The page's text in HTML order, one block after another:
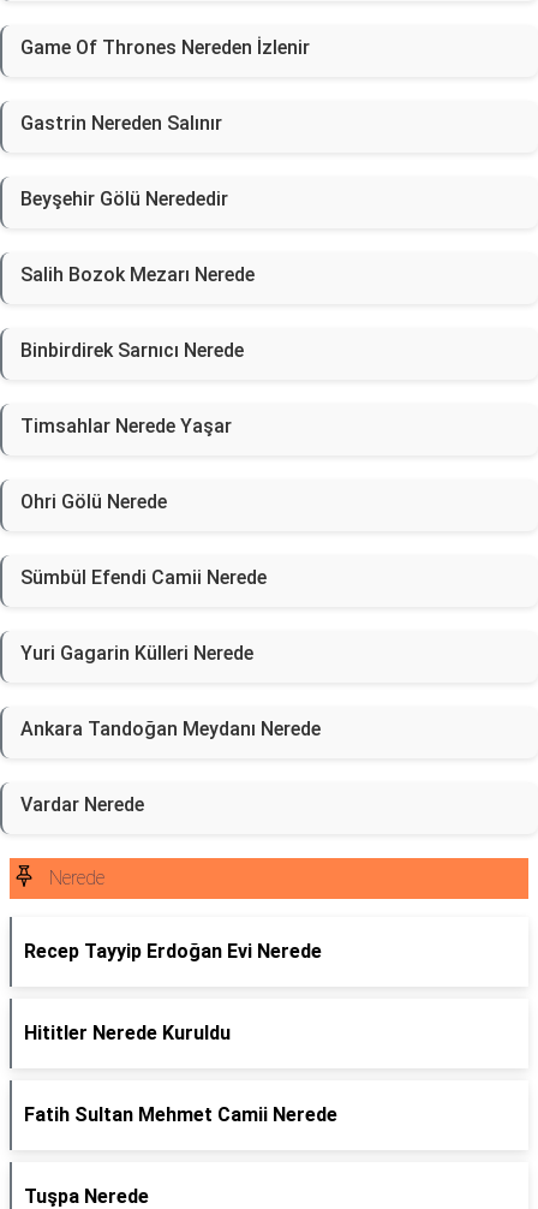
Game Of Thrones Nereden İzlenir
Gastrin Nereden Salınır
Beyşehir Gölü Nerededir
Salih Bozok Mezarı Nerede
Binbirdirek Sarnıcı Nerede
Timsahlar Nerede Yaşar
Ohri Gölü Nerede
Sümbül Efendi Camii Nerede
Yuri Gagarin Külleri Nerede
Ankara Tandoğan Meydanı Nerede
Vardar Nerede
Nerede
Recep Tayyip Erdoğan Evi Nerede
Hititler Nerede Kuruldu
Fatih Sultan Mehmet Camii Nerede
Tuşpa Nerede